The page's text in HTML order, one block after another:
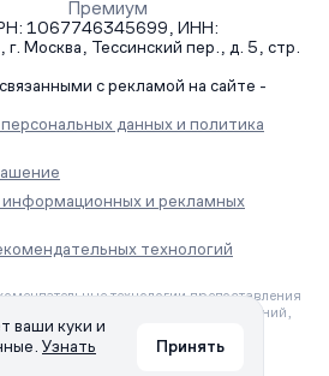
Премиум
1067746345699, ИНН:
Москва, Тессинский пер., д. 5, стр.
с рекламой на сайте -
данных и политика
информационных и рекламных
технологий
технологии предоставления
систематизации и анализа сведений,
пользователей сети «Интернет»,
Российской Федерации.
ваши куки и
Узнать
Принять